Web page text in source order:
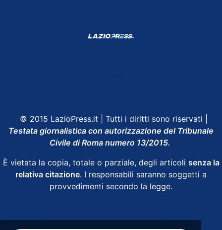
© 2015 LazioPress.it | Tutti i diritti sono riservati |
Testata giornalistica con autorizzazione del Tribunale
Civile di Roma numero 13/2015.
È vietata la copia, totale o parziale, degli articoli senza la
relativa citazione. I responsabili saranno soggetti a
provvedimenti secondo la legge.